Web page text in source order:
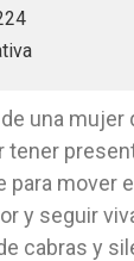
una mujer
tener
para mover
y seguir
cabras y